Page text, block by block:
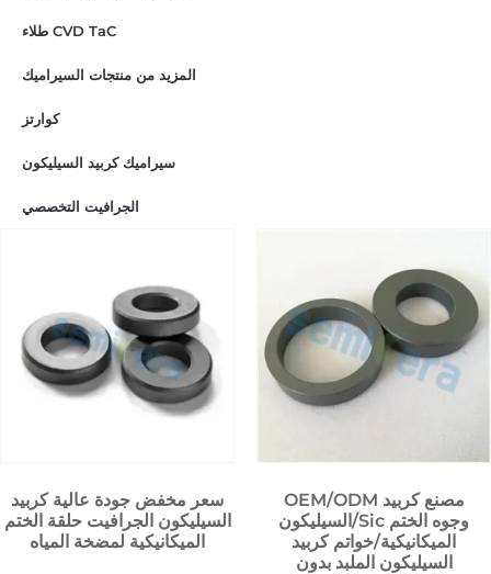
طلاء CVD TaC
المزيد من منتجات السيراميك
كوارتز
سيراميك كربيد السيليكون
الجرافيت التخصصي
سعر مخفض جودة عالية كربيد
السيليكون الجرافيت حلقة الختم
الميكانيكية لمضخة المياه
OEM/ODM مصنع كربيد
السيليكون/Sic وجوه الختم
الميكانيكية/خواتم كربيد
السيليكون الملبد بدون